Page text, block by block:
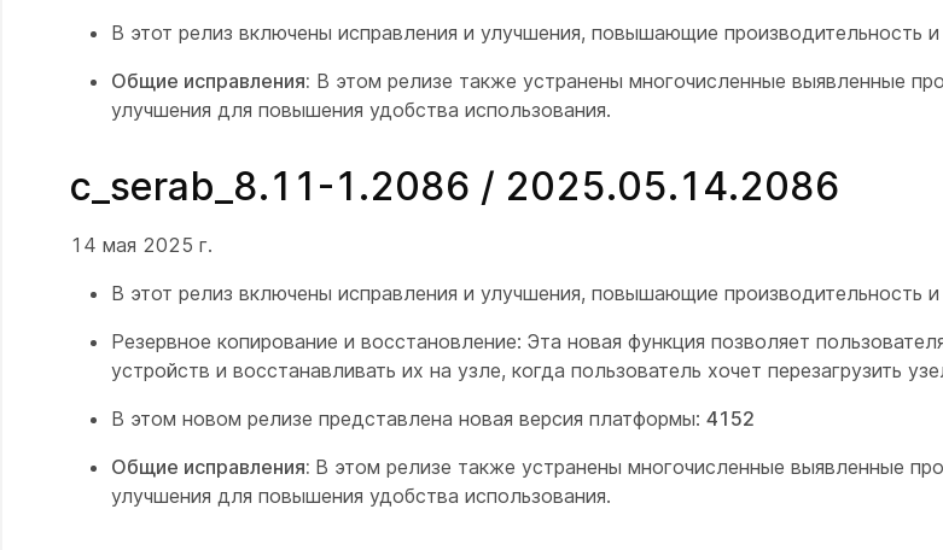
В этот релиз включены исправления и улучшения, повышающие производительность
Общие исправления: В этом релизе также устранены многочисленные выявленные
улучшения для повышения удобства использования.
c_serab_8.11-1.2086 / 2025.05.14.2086
14 мая 2025 г.
В этот релиз включены исправления и улучшения, повышающие производительность
Резервное копирование и восстановление: Эта новая функция позволяет
устройств и восстанавливать их на узле, когда пользователь хочет перезагрузить
В этом новом релизе представлена новая версия платформы: 4152
Общие исправления: В этом релизе также устранены многочисленные выявленные
улучшения для повышения удобства использования.